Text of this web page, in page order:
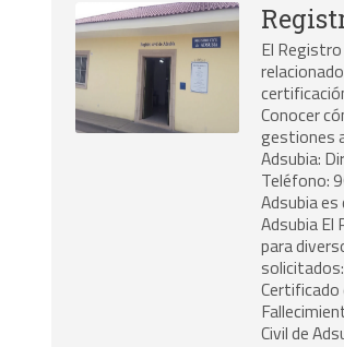
El
Conocer
gestiones
Adsubia:
Teléfono:
Adsubia
Adsubia El
para
Certificado
Civil de